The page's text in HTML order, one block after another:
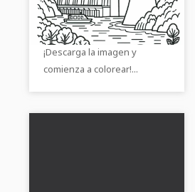
hidroeléctrica con nuestra
plantilla de pintura gratuita.
¡Descarga la imagen y
comienza a colorear!...